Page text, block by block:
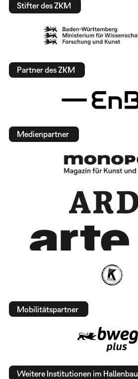
Stifter des ZKM
Partner des ZKM
Medienpartner
Mobilitätspartner
Weitere Institutionen im Hallenbau